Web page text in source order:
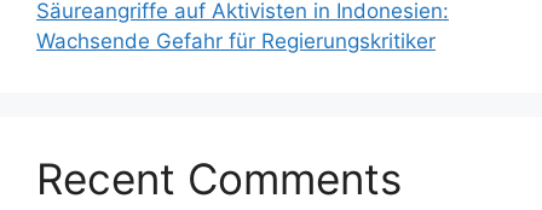
Säureangriffe auf Aktivisten in Indonesien:
Wachsende Gefahr für Regierungskritiker
Recent Comments